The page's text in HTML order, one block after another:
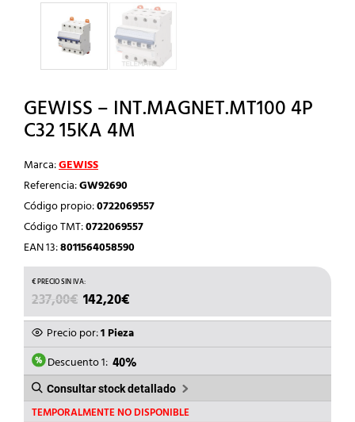
GEWISS – INT.MAGNET.MT100 4P
C32 15KA 4M
Marca:GEWISS
Referencia:GW92690
Código propio:0722069557
Código TMT:0722069557
EAN 13:8011564058590
237,00€ EL
PRECIO
ORIGINAL
ERA:
237,00€.
142,20€
PRECIO
ACTUAL
ES:
142,20€.
Precio por:1 Pieza
Descuento 1: 40%
Consultar stock detallado
TEMPORALMENTE NO DISPONIBLE